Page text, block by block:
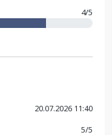
4/5
20.07.2026 11:40
5/5